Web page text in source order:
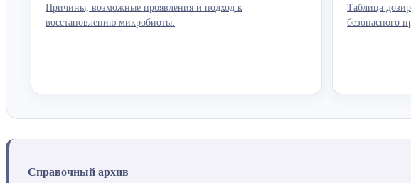
Причины, возможные проявления и подход к
восстановлению микробиоты.
Таблица
безопасного
Справочный архив